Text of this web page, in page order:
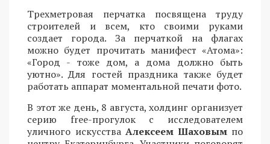
Трехметровая перчатка посвящена труду
строителей и всем, кто своими руками
создает города. За перчаткой на флагах
можно будет прочитать манифест «Атома»:
«Город - тоже дом, а дома должно быть
уютно». Для гостей праздника также будет
работать аппарат моментальной печати фото.
В этот же день, 8 августа, холдинг организует
серию free-прогулок с исследователем
уличного искусства Алексеем Шаховым по